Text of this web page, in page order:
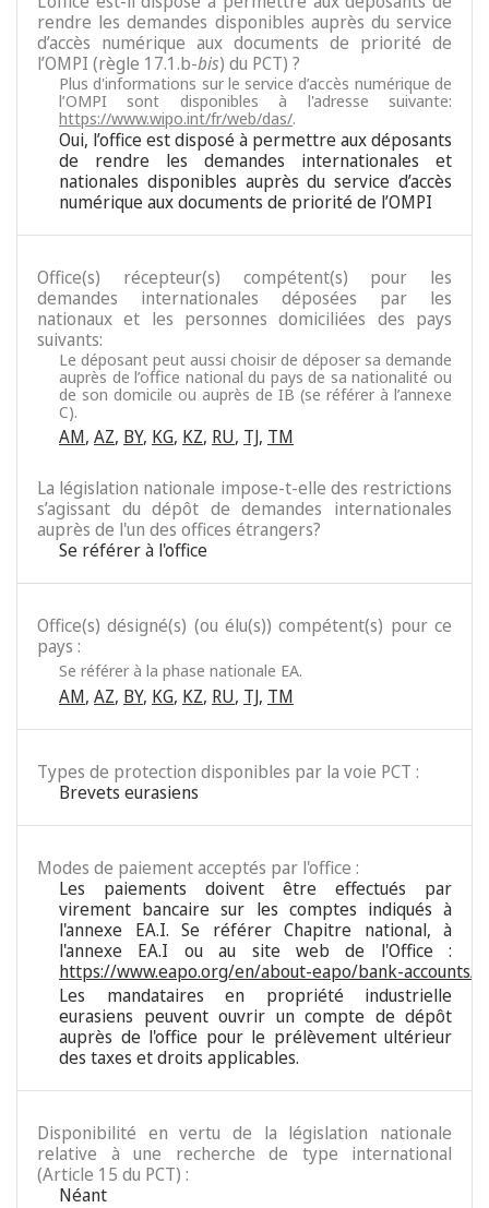
rendre les demandes disponibles auprès du service
d’accès numérique aux documents de priorité de
l’OMPI (règle 17.1.b-bis) du PCT) ?
Plus d'informations sur le service d’accès numérique de
l’OMPI sont disponibles à l'adresse suivante:
https://www.wipo.int/fr/web/das/.
Oui, l’office est disposé à permettre aux déposants
de rendre les demandes internationales et
nationales disponibles auprès du service d’accès
numérique aux documents de priorité de l’OMPI
Office(s) récepteur(s) compétent(s) pour les
demandes internationales déposées par les
nationaux et les personnes domiciliées des pays
suivants:
Le déposant peut aussi choisir de déposer sa demande
auprès de l’office national du pays de sa nationalité ou
de son domicile ou auprès de IB (se référer à l’annexe
C).
AM, AZ, BY, KG, KZ, RU, TJ, TM
La législation nationale impose-t-elle des restrictions
s’agissant du dépôt de demandes internationales
auprès de l'un des offices étrangers?
Se référer à l'office
Office(s) désigné(s) (ou élu(s)) compétent(s) pour ce
pays :
Se référer à la phase nationale EA.
AM, AZ, BY, KG, KZ, RU, TJ, TM
Types de protection disponibles par la voie PCT :
Brevets eurasiens
Modes de paiement acceptés par l'office :
Les paiements doivent être effectués par
virement bancaire sur les comptes indiqués à
l'annexe EA.I. Se référer Chapitre national, à
l'annexe EA.I ou au site web de l'Office :
https://www.eapo.org/en/about-eapo/bank-accounts/
Les mandataires en propriété industrielle
eurasiens peuvent ouvrir un compte de dépôt
auprès de l'office pour le prélèvement ultérieur
des taxes et droits applicables.
Disponibilité en vertu de la législation nationale
relative à une recherche de type international
(Article 15 du PCT) :
Néant